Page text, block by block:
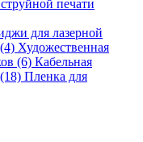
печати
для лазерной
Художественная
(6) Кабельная
Пленка для